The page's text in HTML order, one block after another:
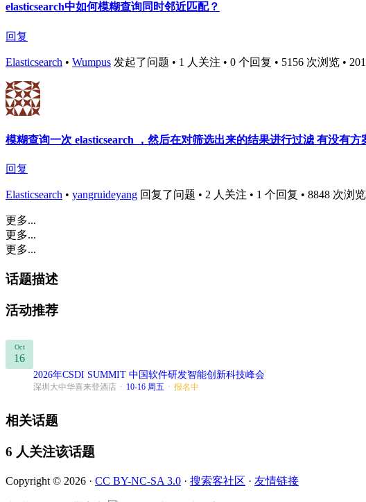
elasticsearch中如何模糊查询同时邻近匹配？
回复
Elasticsearch • Wumpus 发起了问题 • 1 人关注 • 0 个回复 • 5156 次浏览 •
模糊查询一次 elasticsearch ，然后在对筛选出来的结果进行过滤 有没有方
回复
Elasticsearch • yangruideyang 回复了问题 • 2 人关注 • 1 个回复 • 8848 次浏
更多...
更多...
更多...
话题描述
活动推荐
Oct
16
2026年CSDI SUMMIT 中国软件研发智能创新科技峰会
深圳大中华喜来登酒店 · 10-16 周五 · 报名中
相关话题
6 人关注该话题
Copyright © 2026 · CC BY-NC-SA 3.0 · 搜索客社区 · 友情链接